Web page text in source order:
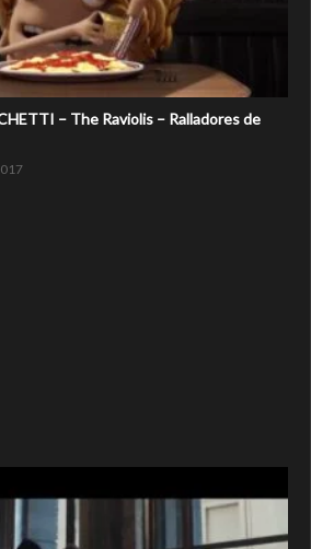
– The Raviolis – Ralladores de